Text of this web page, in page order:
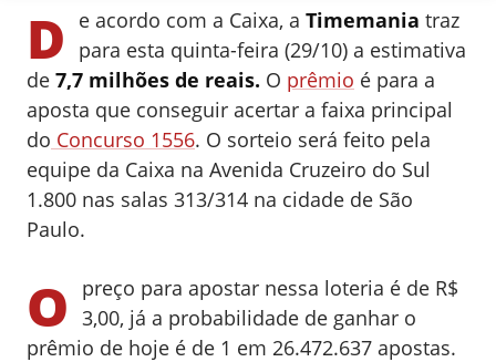
D e acordo com a Caixa, a Timemania traz
para esta quinta-feira (29/10) a estimativa
de 7,7 milhões de reais. O prêmio é para a
aposta que conseguir acertar a faixa principal
do Concurso 1556. O sorteio será feito pela
equipe da Caixa na Avenida Cruzeiro do Sul
1.800 nas salas 313/314 na cidade de São
Paulo.
O
preço para apostar nessa loteria é de R$
3,00, já a probabilidade de ganhar o
prêmio de hoje é de 1 em 26.472.637 apostas.